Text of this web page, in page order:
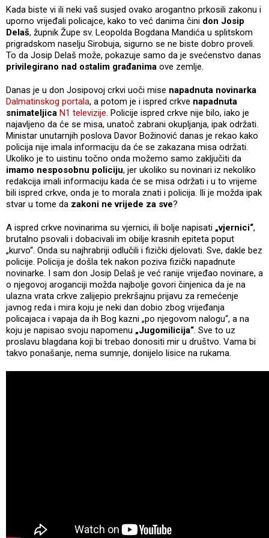
Kada biste vi ili neki vaš susjed ovako arogantno prkosili zakonu i
uporno vrijeđali policajce, kako to već danima čini don Josip
Delaš, župnik Župe sv. Leopolda Bogdana Mandića u splitskom
prigradskom naselju Sirobuja, sigurno se ne biste dobro proveli.
To da Josip Delaš može, pokazuje samo da je svećenstvo danas
privilegirano nad ostalim građanima ove zemlje.
Danas je u don Josipovoj crkvi uoči mise napadnuta novinarka
Dalmatinskog portala, a potom je i ispred crkve napadnuta
snimateljica N1 televizije. Policije ispred crkve nije bilo, iako je
najavljeno da će se misa, unatoč zabrani okupljanja, ipak održati.
Ministar unutarnjih poslova Davor Božinović danas je rekao kako
policija nije imala informaciju da će se zakazana misa održati.
Ukoliko je to uistinu točno onda možemo samo zaključiti da
imamo nesposobnu policiju, jer ukoliko su novinari iz nekoliko
redakcija imali informaciju kada će se misa održati i u to vrijeme
bili ispred crkve, onda je to morala znati i policija. Ili je možda ipak
stvar u tome da zakoni ne vrijede za sve?
A ispred crkve novinarima su vjernici, ili bolje napisati „vjernici“,
brutalno psovali i dobacivali im obilje krasnih epiteta poput
„kurvo“. Onda su najhrabriji odlučili i fizički djelovati. Sve, dakle bez
policije. Policija je došla tek nakon poziva fizički napadnute
novinarke. I sam don Josip Delaš je već ranije vrijeđao novinare, a
o njegovoj aroganciji možda najbolje govori činjenica da je na
ulazna vrata crkve zalijepio prekršajnu prijavu za remećenje
javnog reda i mira koju je neki dan dobio zbog vrijeđanja
policajaca i vapaja da ih Bog kazni „po njegovom nalogu“, a na
koju je napisao svoju napomenu „Jugomilicija“. Sve to uz
proslavu blagdana koji bi trebao donositi mir u društvo. Vama bi
takvo ponašanje, nema sumnje, donijelo lisice na rukama.